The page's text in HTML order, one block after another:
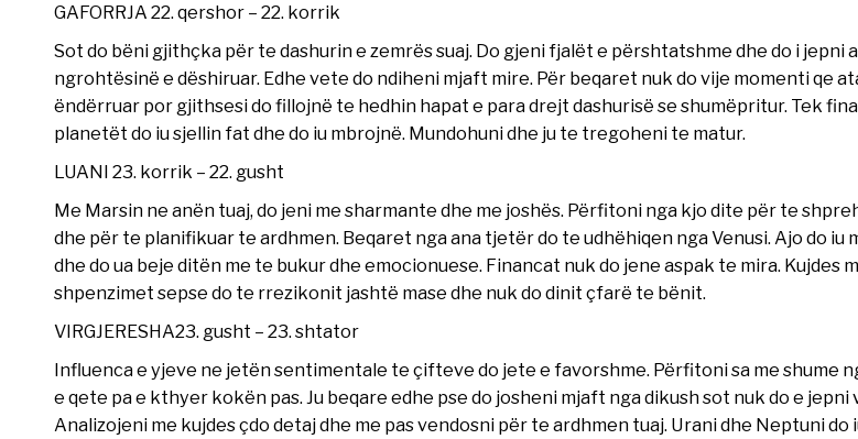
GAFORRJA 22. qershor – 22. korrik
Sot do bëni gjithçka për te dashurin e zemrës suaj. Do gjeni fjalët e përshtatshme dhe do i jepni
ngrohtësinë e dëshiruar. Edhe vete do ndiheni mjaft mire. Për beqaret nuk do vije momenti qe
ëndërruar por gjithsesi do fillojnë te hedhin hapat e para drejt dashurisë se shumëpritur. Tek
planetët do iu sjellin fat dhe do iu mbrojnë. Mundohuni dhe ju te tregoheni te matur.
LUANI 23. korrik – 22. gusht
Me Marsin ne anën tuaj, do jeni me sharmante dhe me joshës. Përfitoni nga kjo dite për te
dhe për te planifikuar te ardhmen. Beqaret nga ana tjetër do te udhëhiqen nga Venusi. Ajo do iu
dhe do ua beje ditën me te bukur dhe emocionuese. Financat nuk do jene aspak te mira. Kujdes
shpenzimet sepse do te rrezikonit jashtë mase dhe nuk do dinit çfarë te bënit.
VIRGJERESHA23. gusht – 23. shtator
Influenca e yjeve ne jetën sentimentale te çifteve do jete e favorshme. Përfitoni sa me shume
e qete pa e kthyer kokën pas. Ju beqare edhe pse do josheni mjaft nga dikush sot nuk do e jepni
Analizojeni me kujdes çdo detaj dhe me pas vendosni për te ardhmen tuaj. Urani dhe Neptuni do